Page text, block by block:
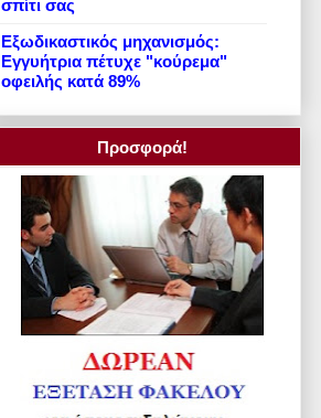
σπίτι σας
Εξωδικαστικός μηχανισμός:
Εγγυήτρια πέτυχε "κούρεμα"
οφειλής κατά 89%
Προσφορά!